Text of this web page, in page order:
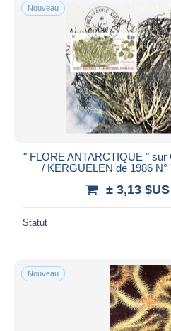
Nouveau
" FLORE ANTARCTIQUE "
/ KERGUELEN de 1986
± 3,13 $US
Statut
Nouveau